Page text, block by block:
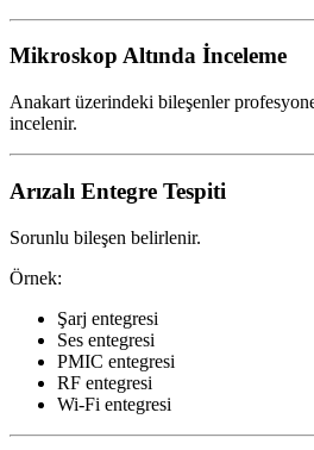
Mikroskop Altında İnceleme
Anakart üzerindeki bileşenler
incelenir.
Arızalı Entegre Tespiti
Sorunlu bileşen belirlenir.
Örnek:
Şarj entegresi
Ses entegresi
PMIC entegresi
RF entegresi
Wi-Fi entegresi